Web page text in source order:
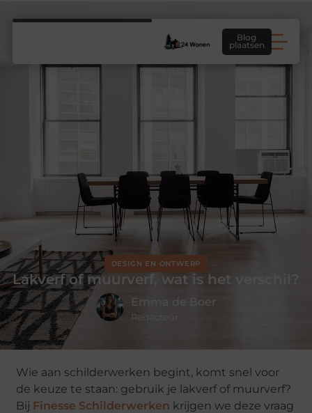
Blog
plaatsen
DESIGN EN ONTWERP
Lakverf of muurverf, wat is het verschil?
Emma de Boer
Redacteur
Wie aan schilderwerken begint, komt snel voor
de keuze te staan: gebruik je lakverf of muurverf?
Bij Finesse Schilderwerken krijgen we deze vraag